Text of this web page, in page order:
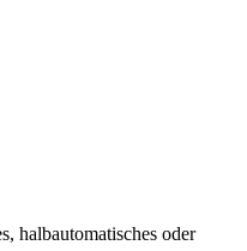
halbautomatisches oder